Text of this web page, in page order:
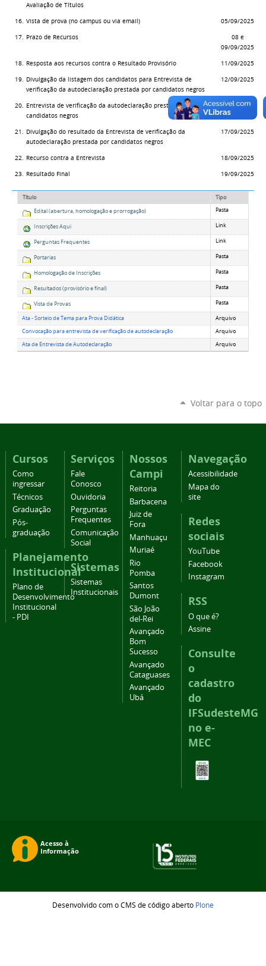
Avaliação de Títulos
16. Vista de prova (no campus ou via email) 05/09/2025
17. Prazo de Recursos
08 e
09/09/2025
18. Resposta aos recursos contra o Resultado Provisório 11/09/2025
19. Divulgação da listagem dos candidatos para Entrevista de
verificação da autodeclaração prestada por candidatos negros
12/09/2025
20. Entrevista de verificação da autodeclaração prestada por
candidatos negros
16/09/2025
21. Divulgação do resultado da Entrevista de verificação da
autodeclaração prestada por candidatos negros
17/09/2025
22. Recurso contra a Entrevista 18/09/2025
23. Resultado Final 19/09/2025
Título
Tipo
Edital (abertura, homologação e prorrogação)
Pasta
Inscrições Aqui Link
Perguntas Frequentes Link
Portarias Pasta
Homologação de Inscrições Pasta
Resultados (provisório e final) Pasta
Vista de Provas Pasta
Ata - Sorteio de Tema para Prova Didática
Arquivo
Convocação para entrevista de verificação de autodeclaração
Arquivo
Ata de Entrevista de Autodeclaração
Arquivo
Voltar para o topo
Cursos
Como
ingressar
Técnicos
Graduação
Pós-
graduação
Planejamento
Institucional
Plano de
Desenvolvimento
Institucional
- PDI
Serviços
Fale
Conosco
Ouvidoria
Perguntas
Frequentes
Comunicação
Social
Sistemas
Sistemas
Institucionais
Nossos
Campi
Reitoria
Barbacena
Juiz de
Fora
Manhuaçu
Muriaé
Rio
Pomba
Santos
Dumont
São João
del-Rei
Avançado
Bom
Sucesso
Avançado
Cataguases
Avançado
Ubá
Navegação
Acessibilidade
Mapa do
site
Redes
sociais
YouTube
Facebook
Instagram
RSS
O que é?
Assine
Consulte
o
cadastro
do
IFSudesteMG
no e-
MEC
Desenvolvido com o CMS de código aberto Plone